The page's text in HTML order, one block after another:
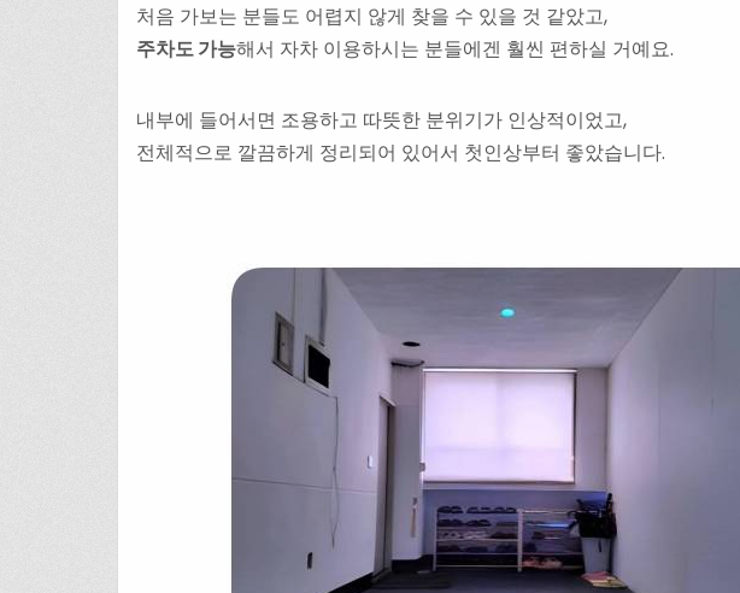
처음 가보는 분들도 어렵지 않게 찾을 수 있을 것 같았고,
주차도 가능해서 자차 이용하시는 분들에겐 훨씬 편하실 거예요.
내부에 들어서면 조용하고 따뜻한 분위기가 인상적이었고,
전체적으로 깔끔하게 정리되어 있어서 첫인상부터 좋았습니다.